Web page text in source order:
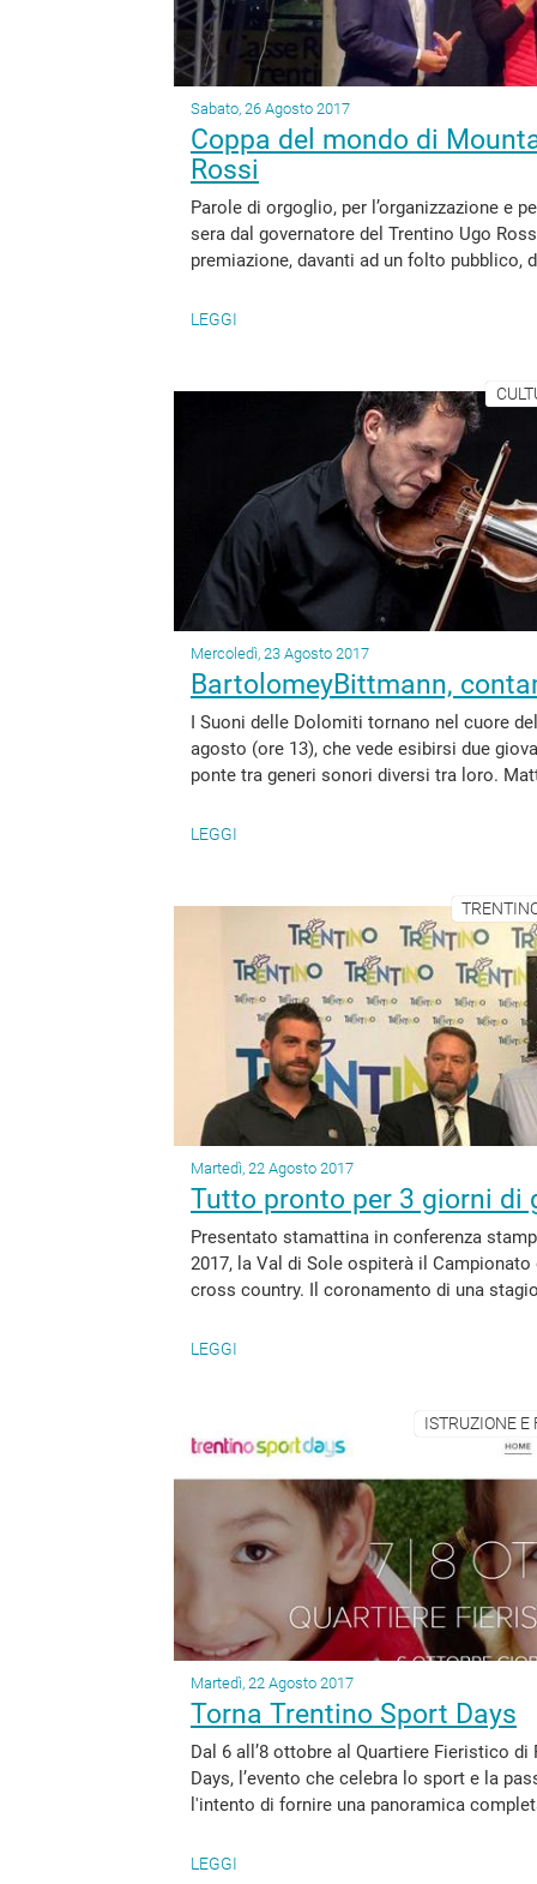
Sabato, 26 Agosto 2017
Coppa del mondo di
Rossi
Parole di orgoglio, per l’organizzazione e
sera dal governatore del Trentino Ugo
premiazione, davanti ad un folto pubblico,
LEGGI
Mercoledì, 23 Agosto 2017
BartolomeyBittmann,
I Suoni delle Dolomiti tornano nel cuore
agosto (ore 13), che vede esibirsi due
ponte tra generi sonori diversi tra loro.
LEGGI
Martedì, 22 Agosto 2017
Tutto pronto per 3 giorni di
Presentato stamattina in conferenza
2017, la Val di Sole ospiterà il
cross country. Il coronamento di una
LEGGI
ISTRUZIONE
Martedì, 22 Agosto 2017
Torna Trentino Sport Days
Dal 6 all’8 ottobre al Quartiere Fieristico
Days, l’evento che celebra lo sport e la
l'intento di fornire una panoramica
LEGGI